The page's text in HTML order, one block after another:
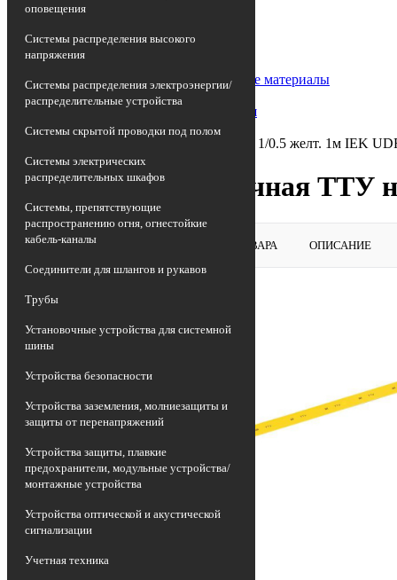
оповещения
Системы распределения высокого
напряжения
Системы распределения электроэнергии/
распределительные устройства
Системы скрытой проводки под полом
Системы электрических
распределительных шкафов
Системы, препятствующие
распространению огня, огнестойкие
кабель-каналы
Соединители для шлангов и рукавов
Трубы
Установочные устройства для системной
шины
Устройства безопасности
Устройства заземления, молниезащиты и
защиты от перенапряжений
Устройства защиты, плавкие
предохранители, модульные устройства/
монтажные устройства
Устройства оптической и акустической
сигнализации
Учетная техника
Главная страница
Каталог
•
Арматура кабельная/Изоляционные материалы
Заглушка термоусадочная концевая
•
Трубка термоусадочная ТТУ нг-LS 1/0.5 желт. 1м IEK
Трубка термоусадочная
ВЕРНУТЬСЯ В РАЗДЕЛ ОБЗОР ТОВАРА ОПИСАНИЕ